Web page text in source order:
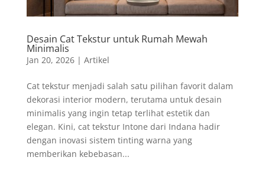
Desain Cat Tekstur untuk Rumah Mewah
Minimalis
Jan 20, 2026| Artikel
Cat tekstur menjadi salah satu pilihan favorit dalam
dekorasi interior modern, terutama untuk desain
minimalis yang ingin tetap terlihat estetik dan
elegan. Kini, cat tekstur Intone dari Indana hadir
dengan inovasi sistem tinting warna yang
memberikan kebebasan...